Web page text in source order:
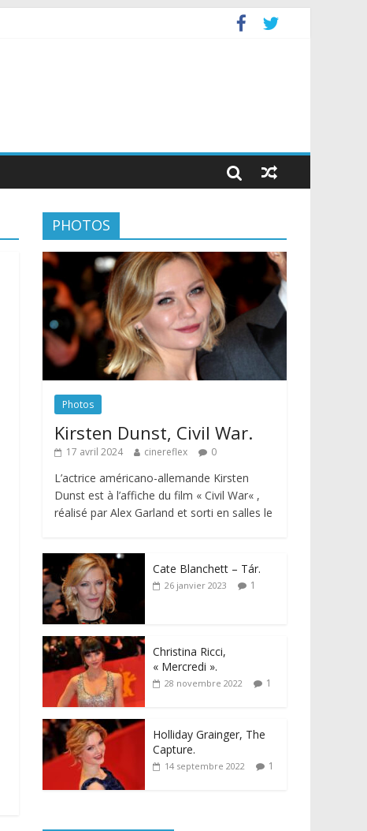
PHOTOS
Photos
Kirsten Dunst, Civil War.
17 avril 2024 cinereflex 0
L’actrice américano-allemande Kirsten
Dunst est à l’affiche du film « Civil War« ,
réalisé par Alex Garland et sorti en salles le
Cate Blanchett – Tár.
26 janvier 2023 1
Christina Ricci,
« Mercredi ».
28 novembre 2022 1
Holliday Grainger, The
Capture.
14 septembre 2022 1